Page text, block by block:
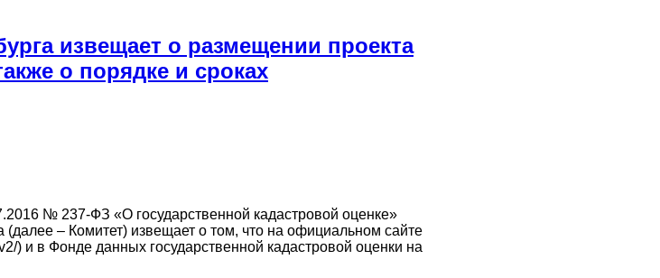
извещает о размещении проекта
о порядке и сроках
№ 237-ФЗ «О государственной кадастровой оценке»
– Комитет) извещает о том, что на официальном сайте
) и в Фонде данных государственной кадастровой оценки на